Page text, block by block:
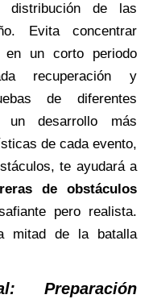
distribución de las
Evita concentrar
en un corto periodo
recuperación y
de diferentes
desarrollo más
de cada evento,
te ayudará a
de obstáculos
pero realista.
mitad de la batalla
Preparación